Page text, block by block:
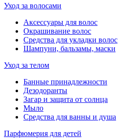
Уход за волосами
Аксессуары для волос
Окрашивание волос
Средства для укладки волос
Шампуни, бальзамы, маски
Уход за телом
Банные принадлежности
Дезодоранты
Загар и защита от солнца
Мыло
Средства для ванны и душа
Парфюмерия для детей